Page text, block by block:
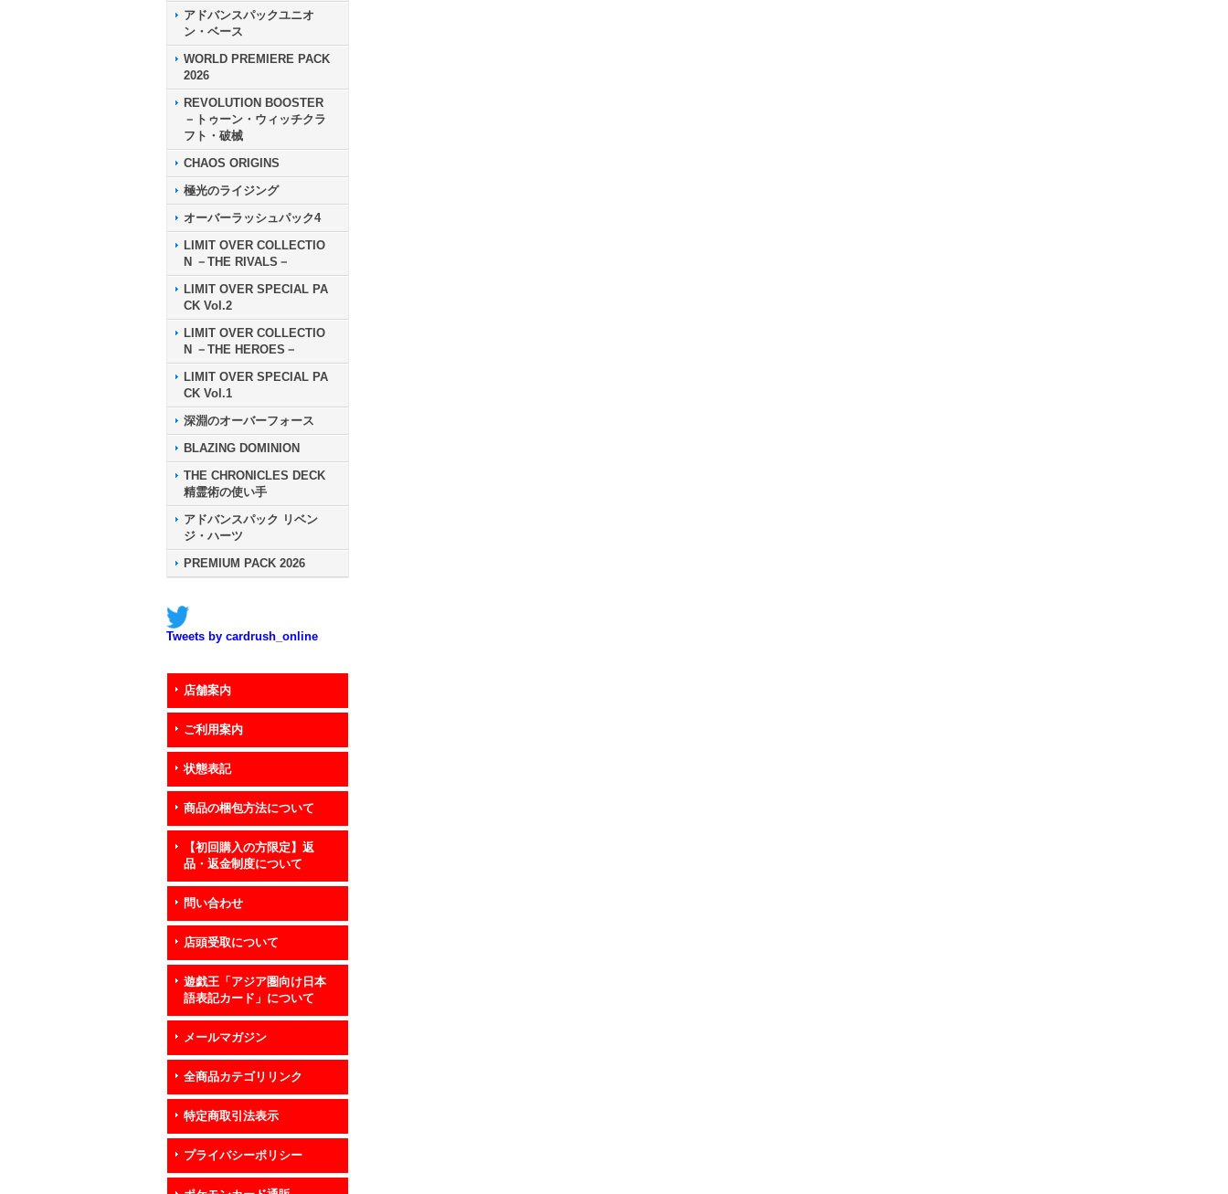
アドバンスパックユニオ
ン・ベース
WORLD PREMIERE PACK
2026
REVOLUTION BOOSTER
－トゥーン・ウィッチクラ
フト・破械
CHAOS ORIGINS
極光のライジング
オーバーラッシュパック4
LIMIT OVER COLLECTIO
N －THE RIVALS－
LIMIT OVER SPECIAL PA
CK Vol.2
LIMIT OVER COLLECTIO
N －THE HEROES－
LIMIT OVER SPECIAL PA
CK Vol.1
深淵のオーバーフォース
BLAZING DOMINION
THE CHRONICLES DECK
精霊術の使い手
アドバンスパック リベン
ジ・ハーツ
PREMIUM PACK 2026
Tweets by cardrush_online
店舗案内
ご利用案内
状態表記
商品の梱包方法について
【初回購入の方限定】返
品・返金制度について
問い合わせ
店頭受取について
遊戯王「アジア圏向け日本
語表記カード」について
メールマガジン
全商品カテゴリリンク
特定商取引法表示
プライバシーポリシー